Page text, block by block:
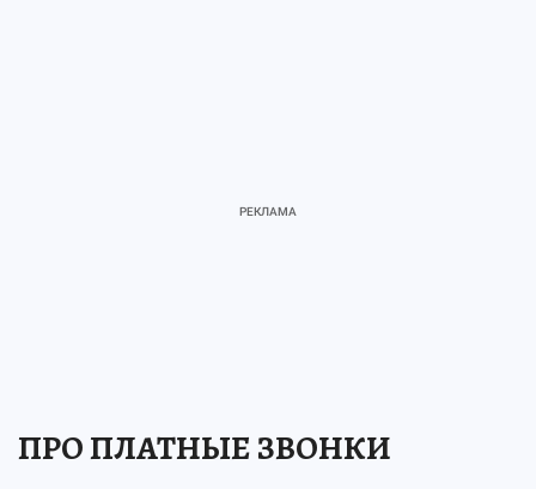
ПРО ПЛАТНЫЕ ЗВОНКИ